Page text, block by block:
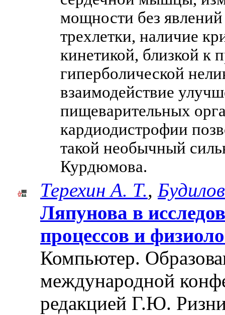
мощности без
трехлетки, наличие
кинетикой, близкой к
гиперболической
взаимодействие
пищеварительных
кардиодистрофии
такой необычный
Курдюмова.
Терехин А. Т.,
Ляпунова в
процессов и
Компьютер.
международной
редакцией Г.Ю.